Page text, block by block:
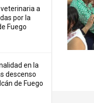
a
por la
Fuego
en la
descenso
de Fuego